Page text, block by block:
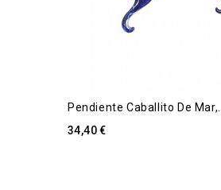
Pendiente Caballito De Mar,...
34,40 €